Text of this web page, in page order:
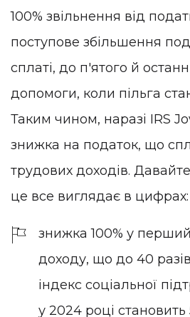
100% звільнення від
поступове збільшення
сплаті, до п'ятого й
допомоги, коли пільга
Таким чином, наразі IRS
знижка на податок, що
трудових доходів.
це все виглядає в цифрах:
знижка 100% у перший
доходу, що до 40
індекс соціальної
у 2024 році становить